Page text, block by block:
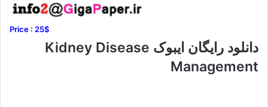
Price : 25$
دانلود رایگان ایبوک Kidney Disease
Management